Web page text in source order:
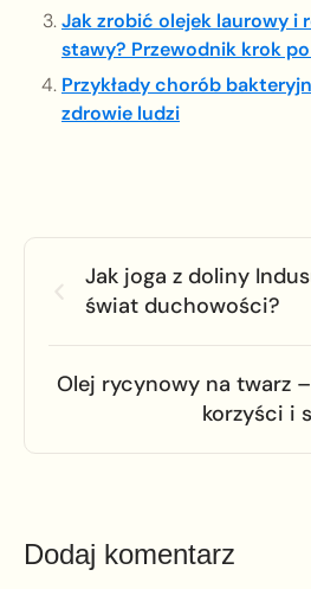
Jak zrobić olejek laurowy i
stawy? Przewodnik krok
Przykłady chorób
zdrowie ludzi
Jak joga z doliny
świat duchowości?
Olej rycynowy na twarz
korzyści i
Dodaj komentarz